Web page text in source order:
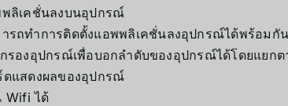
ลิเคชั่นลงบนอุปกรณ์
รถทำการติดตั้งแอพพลิเคชั่นลงอุปกรณ์ได้พร้อม
รองอุปกรณ์เพื่อบอกลำดับของอุปกรณ์ได้โดยแยก
แสดงผลของอุปกรณ์
Wifi ได้